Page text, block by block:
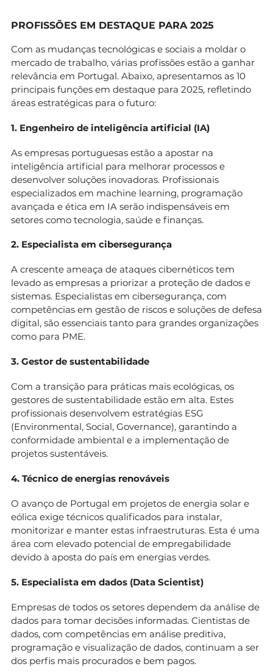
PROFISSÕES EM DESTAQUE PARA 2025
Com as mudanças tecnológicas e sociais a moldar o
mercado de trabalho, várias profissões estão a ganhar
relevância em Portugal. Abaixo, apresentamos as 10
principais funções em destaque para 2025, refletindo
áreas estratégicas para o futuro:
1. Engenheiro de inteligência artificial (IA)
As empresas portuguesas estão a apostar na
inteligência artificial para melhorar processos e
desenvolver soluções inovadoras. Profissionais
especializados em machine learning, programação
avançada e ética em IA serão indispensáveis em
setores como tecnologia, saúde e finanças.
2. Especialista em cibersegurança
A crescente ameaça de ataques cibernéticos tem
levado as empresas a priorizar a proteção de dados e
sistemas. Especialistas em cibersegurança, com
competências em gestão de riscos e soluções de defesa
digital, são essenciais tanto para grandes organizações
como para PME.
3. Gestor de sustentabilidade
Com a transição para práticas mais ecológicas, os
gestores de sustentabilidade estão em alta. Estes
profissionais desenvolvem estratégias ESG
(Environmental, Social, Governance), garantindo a
conformidade ambiental e a implementação de
projetos sustentáveis.
4. Técnico de energias renováveis
O avanço de Portugal em projetos de energia solar e
eólica exige técnicos qualificados para instalar,
monitorizar e manter estas infraestruturas. Esta é uma
área com elevado potencial de empregabilidade
devido à aposta do país em energias verdes.
5. Especialista em dados (Data Scientist)
Empresas de todos os setores dependem da análise de
dados para tomar decisões informadas. Cientistas de
dados, com competências em análise preditiva,
programação e visualização de dados, continuam a ser
dos perfis mais procurados e bem pagos.